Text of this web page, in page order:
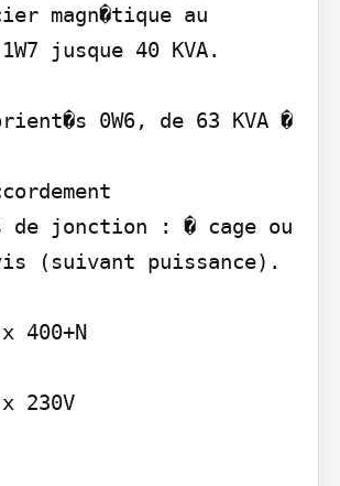
magn�tique au
jusque 40 KVA.
0W6, de 63 KVA �
de jonction : � cage ou
(suivant puissance).
400+N
230V